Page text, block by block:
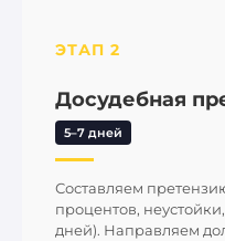
ЭТАП 2
Досудебная
5–7 дней
Составляем
процентов,
дней). Направляем